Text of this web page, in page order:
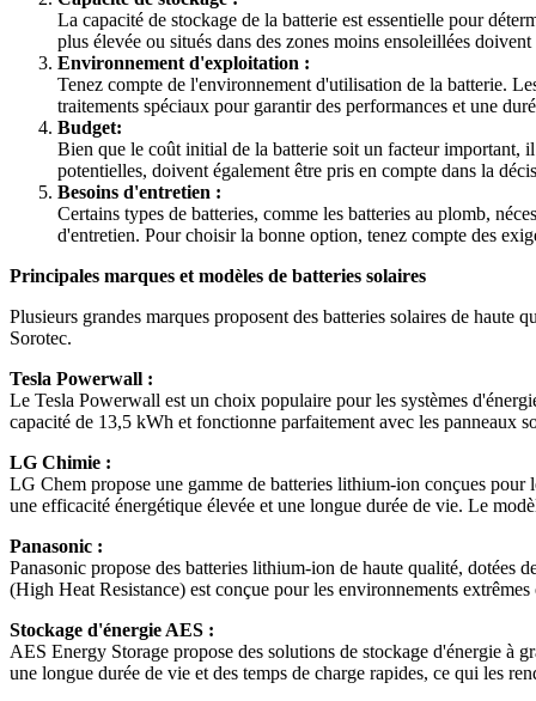
La capacité de stockage de la batterie est essentielle pour
plus élevée ou situés dans des zones moins ensoleillées
Environnement d'exploitation :
Tenez compte de l'environnement d'utilisation de la batterie.
traitements spéciaux pour garantir des performances et une
Budget:
Bien que le coût initial de la batterie soit un facteur important,
potentielles, doivent également être pris en compte dans la
Besoins d'entretien :
Certains types de batteries, comme les batteries au plomb,
d'entretien. Pour choisir la bonne option, tenez compte des
Principales marques et modèles de batteries solaires
Plusieurs grandes marques proposent des batteries solaires de
Sorotec.
Tesla Powerwall :
Le Tesla Powerwall est un choix populaire pour les systèmes
capacité de 13,5 kWh et fonctionne parfaitement avec les panneaux
LG Chimie :
LG Chem propose une gamme de batteries lithium-ion conçues
une efficacité énergétique élevée et une longue durée de vie. Le
Panasonic :
Panasonic propose des batteries lithium-ion de haute qualité, dotées
(High Heat Resistance) est conçue pour les environnements
Stockage d'énergie AES :
AES Energy Storage propose des solutions de stockage d'énergie à
une longue durée de vie et des temps de charge rapides, ce qui les